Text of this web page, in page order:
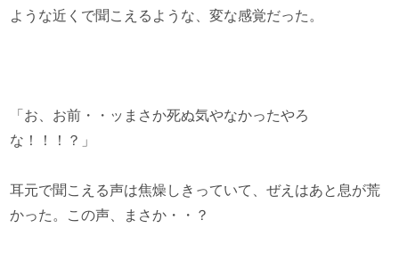
ような近くで聞こえるような、変な感覚だった。
「お、お前・・ッまさか死ぬ気やなかったやろ
な！！！？」
耳元で聞こえる声は焦燥しきっていて、ぜえはあと息が荒
かった。この声、まさか・・？